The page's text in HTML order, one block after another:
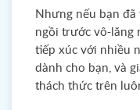
Nhưng nếu bạn
ngồi trước vô-lăng
tiếp xúc với nhiều
dành cho bạn, và
thách thức trên